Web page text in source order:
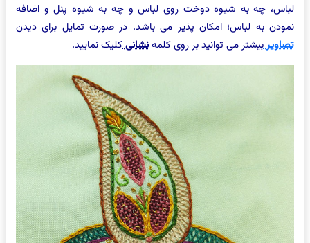
لباس، چه به شیوه دوخت روی لباس و چه به شیوه پنل و اضافه
نمودن به لباس؛ امکان پذیر می باشد. در صورت تمایل برای دیدن
تصاویربیشتر می توانید بر روی کلمهنشانیکلیک نمایید.